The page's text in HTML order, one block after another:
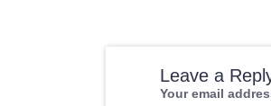
Leave a
Your email